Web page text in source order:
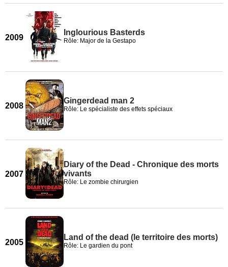
2009
Inglourious Basterds
Rôle: Major de la Gestapo
2008
Gingerdead man 2
Rôle: Le spécialiste des effets spéciaux
2007
Diary of the Dead - Chronique des morts
vivants
Rôle: Le zombie chirurgien
2005
Land of the dead (le territoire des morts)
Rôle: Le gardien du pont